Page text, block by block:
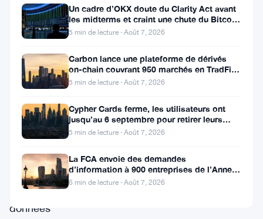
2,50
tête
tableau
des
hausses,
selon
les
données
Un cadre d’OKX doute du Clarity Act avant
les midterms et craint une chute du Bitcoin
à 55 000 $
5 min de lecture · Août 7, 2026
Carbon lance une plateforme de dérivés
on-chain couvrant 950 marchés en TradFi et
crypto
5 min de lecture · Août 7, 2026
Cypher Cards ferme, les utilisateurs ont
jusqu’au 6 septembre pour retirer leurs
fonds
5 min de lecture · Août 7, 2026
La FCA envoie des demandes
d’information à 900 entreprises de l’Annexe
1 contre le blanchiment
6 min de lecture · Août 7, 2026